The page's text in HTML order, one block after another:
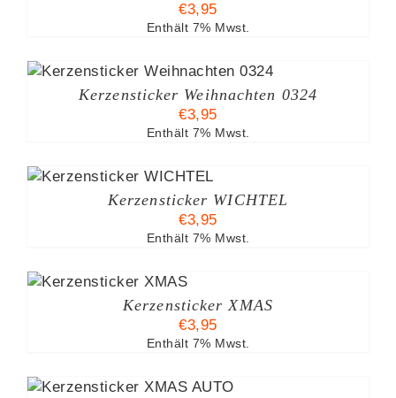
€3,95
Enthält 7% Mwst.
Kerzensticker Weihnachten 0324
€3,95
Enthält 7% Mwst.
Kerzensticker WICHTEL
€3,95
Enthält 7% Mwst.
Kerzensticker XMAS
€3,95
Enthält 7% Mwst.